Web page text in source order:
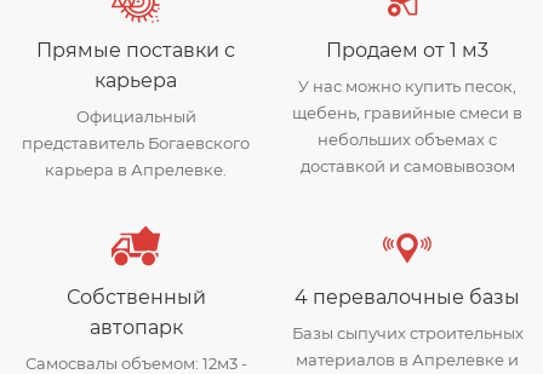
Прямые поставки с
карьера
Официальный
представитель Богаевского
карьера в Апрелевке.
Продаем от 1 м3
У нас можно купить песок,
щебень, гравийные смеси в
небольших объемах с
доставкой и самовывозом
Собственный
автопарк
Самосвалы объемом: 12м3 -
4 перевалочные базы
Базы сыпучих строительных
материалов в Апрелевке и